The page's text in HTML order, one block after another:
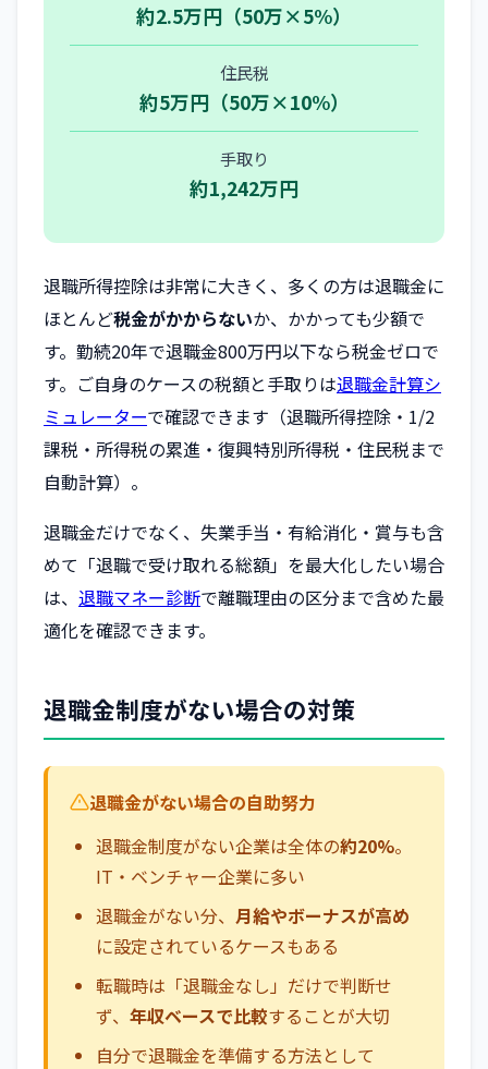
約2.5万円（50万×5%）
住民税
約5万円（50万×10%）
手取り
約1,242万円
退職所得控除は非常に大きく、多くの方は退職金に
ほとんど税金がかからないか、かかっても少額で
す。勤続20年で退職金800万円以下なら税金ゼロで
す。ご自身のケースの税額と手取りは退職金計算シ
ミュレーターで確認できます（退職所得控除・1/2
課税・所得税の累進・復興特別所得税・住民税まで
自動計算）。
退職金だけでなく、失業手当・有給消化・賞与も含
めて「退職で受け取れる総額」を最大化したい場合
は、 退職マネー診断で離職理由の区分まで含めた最
適化を確認できます。
退職金制度がない場合の対策
退職金がない場合の自助努力
退職金制度がない企業は全体の約20%。
IT・ベンチャー企業に多い
退職金がない分、 月給やボーナスが高め
に設定されているケースもある
転職時は「退職金なし」だけで判断せ
ず、 年収ベースで比較することが大切
自分で退職金を準備する方法として